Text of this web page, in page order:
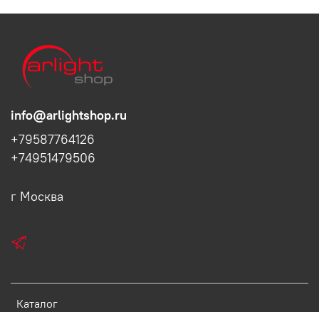
Каталог
info@arlightshop.ru
+79587764126
+74951479506
г Москва